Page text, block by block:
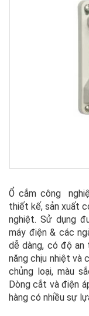
Ổ cắm công
thiết kế, sản xuất
nghiệt. Sử dụng
máy điện & các
dễ dàng, có độ
năng chịu nhiệt và
chủng loại, màu
Dòng cắt và điện
hàng có nhiều sự